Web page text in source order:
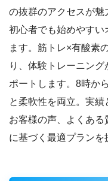
の抜群のアクセスが魅
初心者でも始めやすい
ます。筋トレ×有酸素
り、体験トレーニン
ポートします。8時か
と柔軟性を両立。実
お客様の声、よくあ
に基づく最適プランを